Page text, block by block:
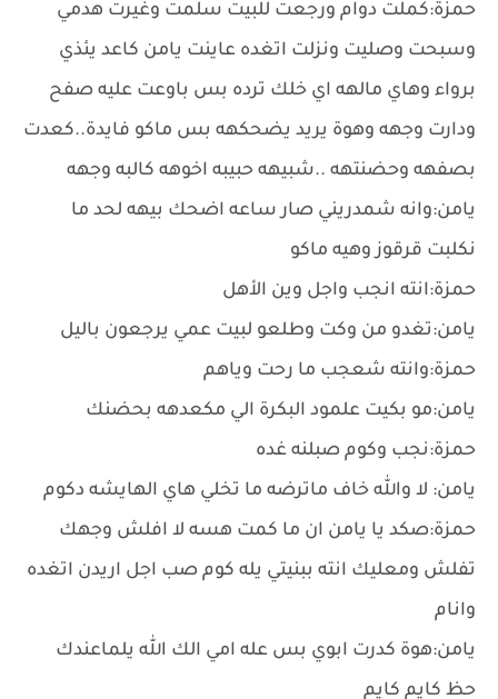
حمزة:كملت دوام ورجعت للبيت سلمت وغيرت هدمي
وسبحت وصليت ونزلت اتغده عاينت يامن كاعد يئذي
برواء وهاي مالهه اي خلك ترده بس باوعت عليه صفح
ودارت وجهه وهوة يريد يضحكهه بس ماكو فايدة..كعدت
بصفهه وحضنتهه ..شبيهه حبيبه اخوهه كالبه وجهه
يامن:وانه شمدريني صار ساعه اضحك بيهه لحد ما
نكلبت قرقوز وهيه ماكو
حمزة:انته انجب واجل وين الأهل
يامن:تغدو من وكت وطلعو لبيت عمي يرجعون باليل
حمزة:وانته شعجب ما رحت وياهم
يامن:مو بكيت علمود البكرة الي مكعدهه بحضنك
حمزة:نجب وكوم صبلنه غده
يامن: ﻻ والله خاف ماترضه ما تخلي هاي الهايشه دكوم
حمزة:صكد يا يامن ان ما كمت هسه ﻻ افلش وجهك
تفلش ومعليك انته ببنيتي يله كوم صب اجل اريدن اتغده
وانام
يامن:هوة كدرت ابوي بس عله امي الك الله يلماعندك
حظ كايم كايم